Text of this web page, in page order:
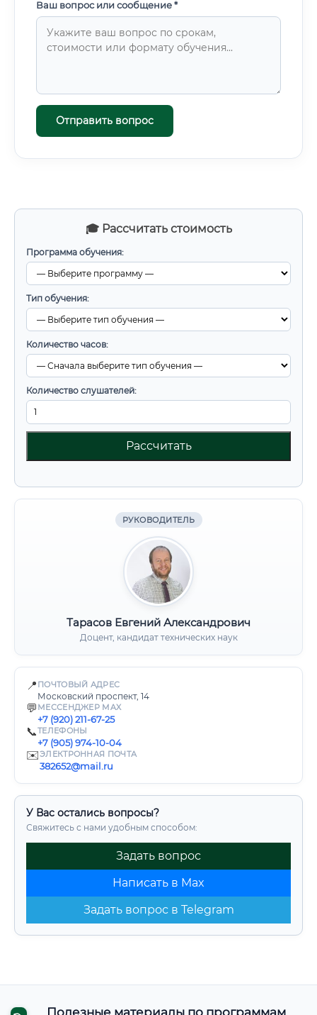
🎓 Рассчитать стоимость
Программа обучения:
Тип обучения:
Количество часов:
Количество слушателей:
Рассчитать
РУКОВОДИТЕЛЬ
Тарасов Евгений Александрович
Доцент, кандидат технических наук
📍 ПОЧТОВЫЙ АДРЕС
Московский проспект, 14
💬 МЕССЕНДЖЕР MAX
+7 (920) 211-67-25
📞ТЕЛЕФОНЫ
+7 (905) 974-10-04
✉️ЭЛЕКТРОННАЯ ПОЧТА
382652@mail.ru
У Вас остались вопросы?
Свяжитесь с нами удобным способом:
Задать вопрос
Написать в Max
Задать вопрос в Telegram
Ваш вопрос или сообщение *
Отправить вопрос